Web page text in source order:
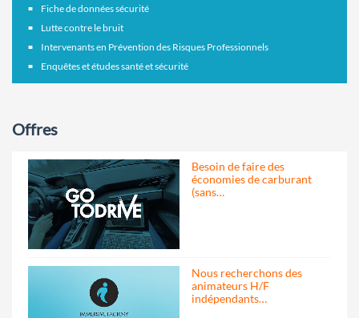
Fiche de données sécurité
Lutte contre le bruit
Intervenants en Prévention des Risques Professionnels
Enquêtes et études santé et sécurité
Offres
Besoin de faire des
économies de carburant
(sans…
Nous recherchons des
animateurs H/F
indépendants…